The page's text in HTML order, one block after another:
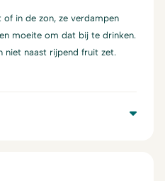
in de zon, ze verdampen
moeite om dat bij te drinken.
niet naast rijpend fruit zet.